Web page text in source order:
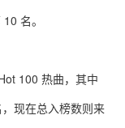
名。
100 热曲，其中
现在总入榜数则来